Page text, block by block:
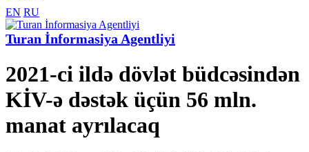
EN RU
Turan İnformasiya Agentliyi
2021-ci ildə dövlət büdcəsindən
KİV-ə dəstək üçün 56 mln.
manat ayrılacaq